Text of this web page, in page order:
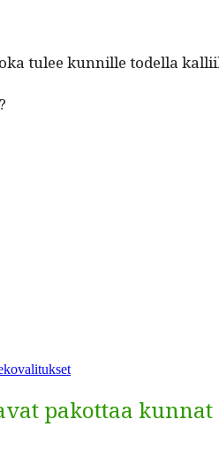
tulee kun­nille todel­la
pakottaa